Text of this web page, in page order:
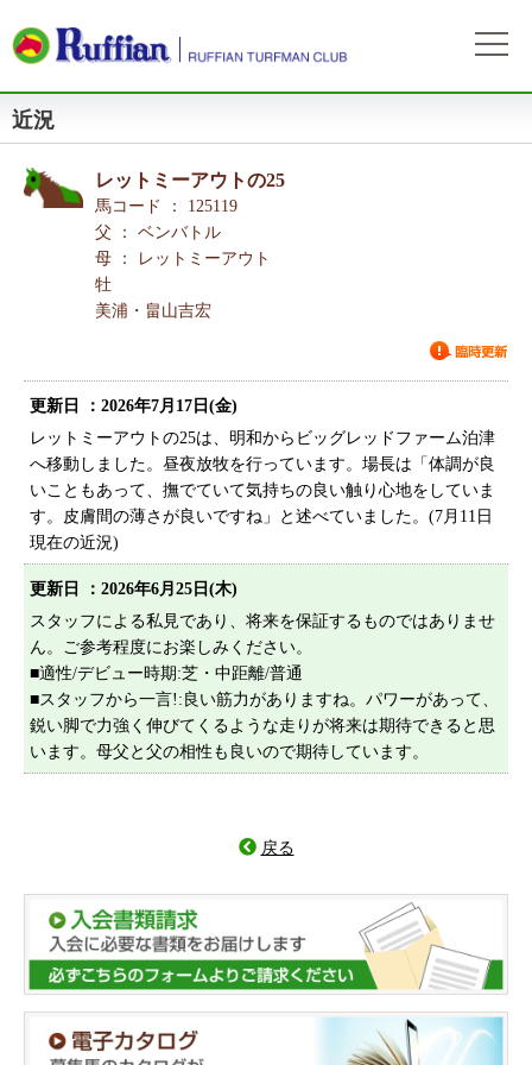
近況
レットミーアウトの25
馬コード ： 125119
父 ： ベンバトル
母 ： レットミーアウト
牡
美浦・畠山吉宏
更新日 ：2026年7月17日(金)
レットミーアウトの25は、明和からビッグレッドファーム泊津
へ移動しました。昼夜放牧を行っています。場長は「体調が良
いこともあって、撫でていて気持ちの良い触り心地をしていま
す。皮膚間の薄さが良いですね」と述べていました。(7月11日
現在の近況)
更新日 ：2026年6月25日(木)
スタッフによる私見であり、将来を保証するものではありませ
ん。ご参考程度にお楽しみください。
■適性/デビュー時期:芝・中距離/普通
■スタッフから一言!:良い筋力がありますね。パワーがあって、
鋭い脚で力強く伸びてくるような走りが将来は期待できると思
います。母父と父の相性も良いので期待しています。
戻る
会員サービスとイベント
会員募集
募集概要
お申込方法
費用と分配等
募集馬情報
募集馬ラインナップ
募集馬情報一覧
出走情報
出走確定
所属馬情報
近況
リンク集
リンク集
よくある質問 お問い合わせ
サイトマップ
ログイン
自動ログイン パスワードをお忘れの方